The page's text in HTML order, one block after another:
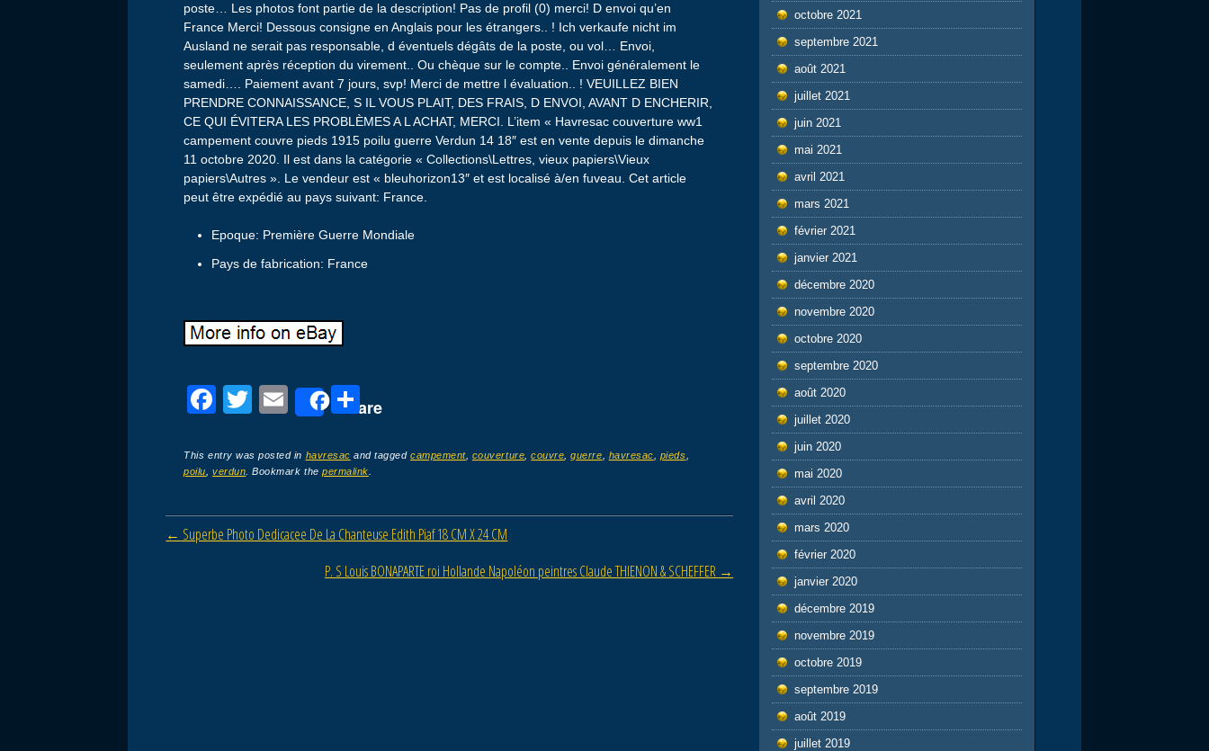
poste… Les photos font partie de la description! Pas de profil (0) merci! D envoi qu’en
France Merci! Dessous consigne en Anglais pour les étrangers.. ! Ich verkaufe nicht im
Ausland ne serait pas responsable, d éventuels dégâts de la poste, ou vol… Envoi,
seulement après réception du virement.. Ou chèque sur le compte.. Envoi généralement le
samedi…. Paiement avant 7 jours, svp! Merci de mettre l évaluation.. ! VEUILLEZ BIEN
PRENDRE CONNAISSANCE, S IL VOUS PLAIT, DES FRAIS, D ENVOI, AVANT D ENCHERIR,
CE QUI ÉVITERA LES PROBLÈMES A L ACHAT, MERCI. L’item « Havresac couverture ww1
campement couvre pieds 1915 poilu guerre Verdun 14 18″ est en vente depuis le dimanche
11 octobre 2020. Il est dans la catégorie « Collections\Lettres, vieux papiers\Vieux
papiers\Autres ». Le vendeur est « bleuhorizon13″ et est localisé à/en fuveau. Cet article
peut être expédié au pays suivant: France.
Epoque: Première Guerre Mondiale
Pays de fabrication: France
F
c
e
b
o
T
tt
er
E
ail
Share
P
ta
g
er
This entry was posted in havresac and taggedcampement, couverture ,couvre ,guerre havresac pieds
poilu ,verdun . Bookmark thepermalink
Post navigation
← Superbe Photo Dedicacee De La Chanteuse Edith Piaf 18 CM X 24 CM
P. S Louis BONAPARTE roi Hollande Napoléon peintres Claude THIENON & SCHEFFER →
octobre 2021
septembre 2021
août 2021
juillet 2021
juin 2021
mai 2021
avril 2021
mars 2021
février 2021
janvier 2021
décembre 2020
novembre 2020
octobre 2020
septembre 2020
août 2020
juillet 2020
juin 2020
mai 2020
avril 2020
mars 2020
février 2020
janvier 2020
décembre 2019
novembre 2019
octobre 2019
septembre 2019
août 2019
juillet 2019